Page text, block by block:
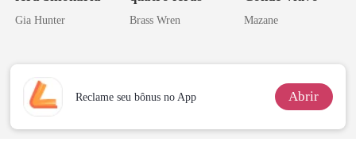
Gia Hunter Brass Wren Mazane
Reclame seu bônus no App Abrir